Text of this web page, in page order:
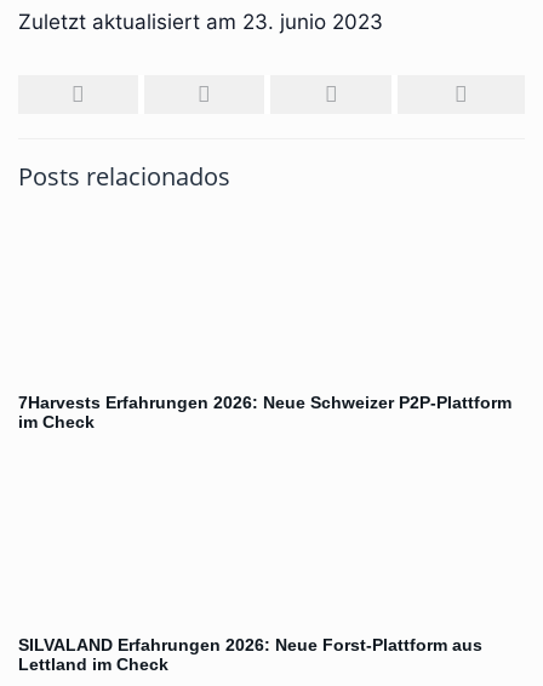
Zuletzt aktualisiert am 23. junio 2023
Posts relacionados
7Harvests Erfahrungen 2026: Neue Schweizer P2P-Plattform
im Check
SILVALAND Erfahrungen 2026: Neue Forst-Plattform aus
Lettland im Check